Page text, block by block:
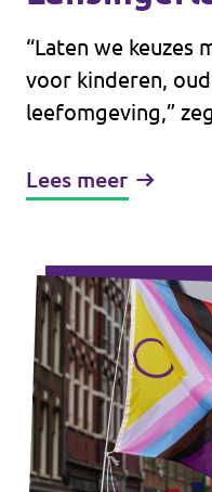
“Laten we keuzes
voor kinderen,
leefomgeving,”
dorpskern een
Lees meer